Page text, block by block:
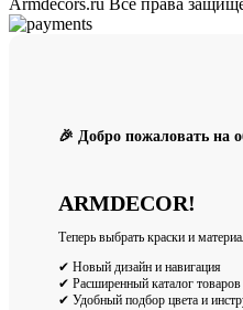
Armdecors.ru Все права
🎉 Добро пожаловать на
ARMDECOR!
Теперь выбрать краски и
✔ Новый дизайн и навигация
✔ Расширенный каталог товаров
✔ Удобный подбор цвета и